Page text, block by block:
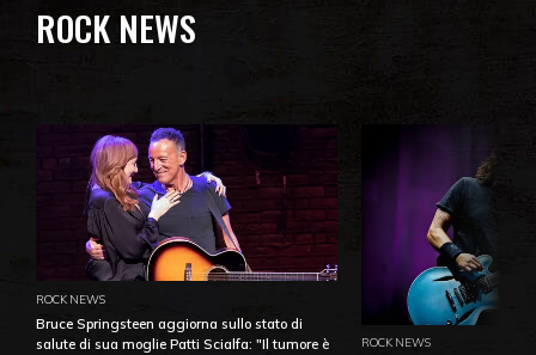
ROCK NEWS
ROCK NEWS
Bruce Springsteen aggiorna sullo stato di
salute di sua moglie Patti Scialfa: "Il tumore è
ROCK NEWS